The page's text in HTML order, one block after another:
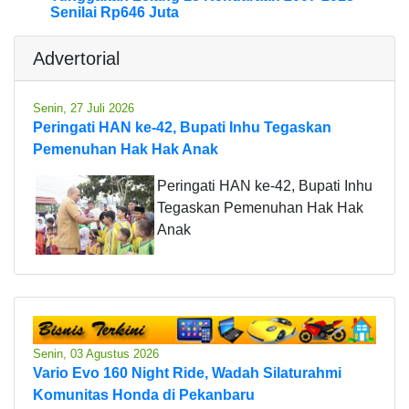
Senilai Rp646 Juta
Advertorial
Senin, 27 Juli 2026
Peringati HAN ke-42, Bupati Inhu Tegaskan
Pemenuhan Hak Hak Anak
Peringati HAN ke-42, Bupati Inhu
Tegaskan Pemenuhan Hak Hak
Anak
Senin, 03 Agustus 2026
Vario Evo 160 Night Ride, Wadah Silaturahmi
Komunitas Honda di Pekanbaru